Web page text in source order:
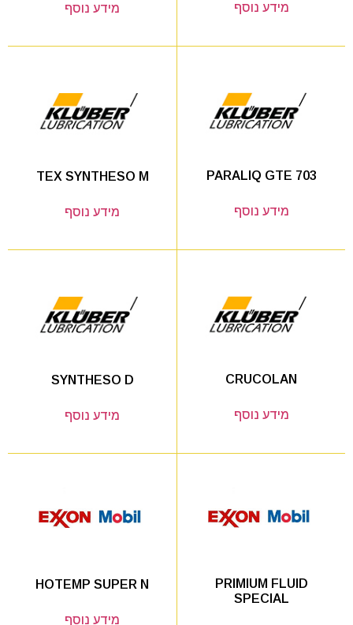
מידע נוסף מידע נוסף
PARALIQ GTE 703
מידע נוסף
TEX SYNTHESO M
מידע נוסף
CRUCOLAN
מידע נוסף
SYNTHESO D
מידע נוסף
PRIMIUM FLUID
SPECIAL
HOTEMP SUPER N
מידע נוסף